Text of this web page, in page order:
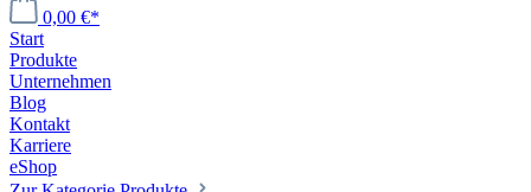
0,00 €*
Start
Produkte
Unternehmen
Blog
Kontakt
Karriere
eShop